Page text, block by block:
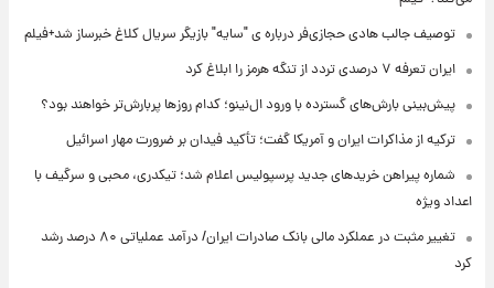
توصیف جالب هادی حجازی‌فر درباره ی "سایه" بازیگر سریال کلاغ خبرساز شد+فیلم
ایران تعرفه ۷ درصدی تردد از تنگه هرمز را ابلاغ کرد
پیش‌بینی بارش‌های گسترده با ورود ال‌نینو؛ کدام روزها پربارش‌تر خواهند بود؟
ترکیه از مذاکرات ایران و آمریکا گفت؛ تأکید فیدان بر ضرورت مهار اسرائیل
شماره پیراهن خریدهای جدید پرسپولیس اعلام شد؛ تیکدری، محبی و سرگیف با
اعداد ویژه
تغییر مثبت در عملکرد مالی بانک صادرات ایران/ درآمد عملیاتی ۸۰ درصد رشد
کرد